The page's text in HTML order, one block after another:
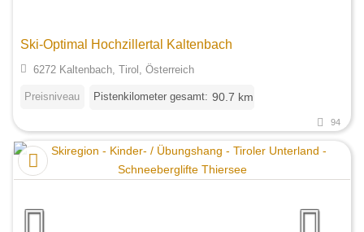
Ski-Optimal Hochzillertal Kaltenbach
6272 Kaltenbach, Tirol, Österreich
Preisniveau Pistenkilometer gesamt: 90.7 km
94